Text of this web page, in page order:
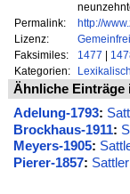
Permalink:
http://
Lizenz:
Gemeinfrei
Faksimiles:
1477
Kategorien:
Ähnliche Einträge
Adelung-1793:
Brockhaus-1911:
Meyers-1905:
Pierer-1857: